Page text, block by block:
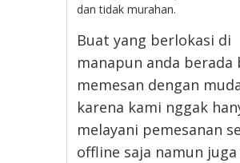
dan tidak murahan.
Buat yang berlokasi di
manapun anda berada
memesan dengan
karena kami nggak
melayani pemesanan
offline saja namun